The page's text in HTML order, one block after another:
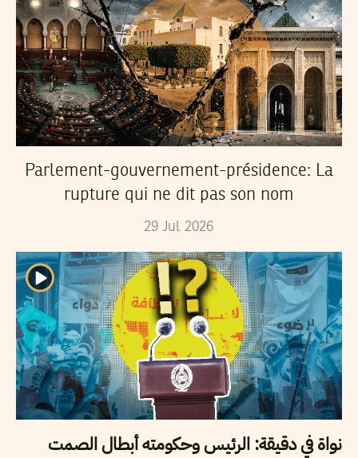
Parlement-gouvernement-présidence: La
rupture qui ne dit pas son nom
29 Jul 2026
نواة في دقيقة: الرئيس وحكومته أبطال الصمت